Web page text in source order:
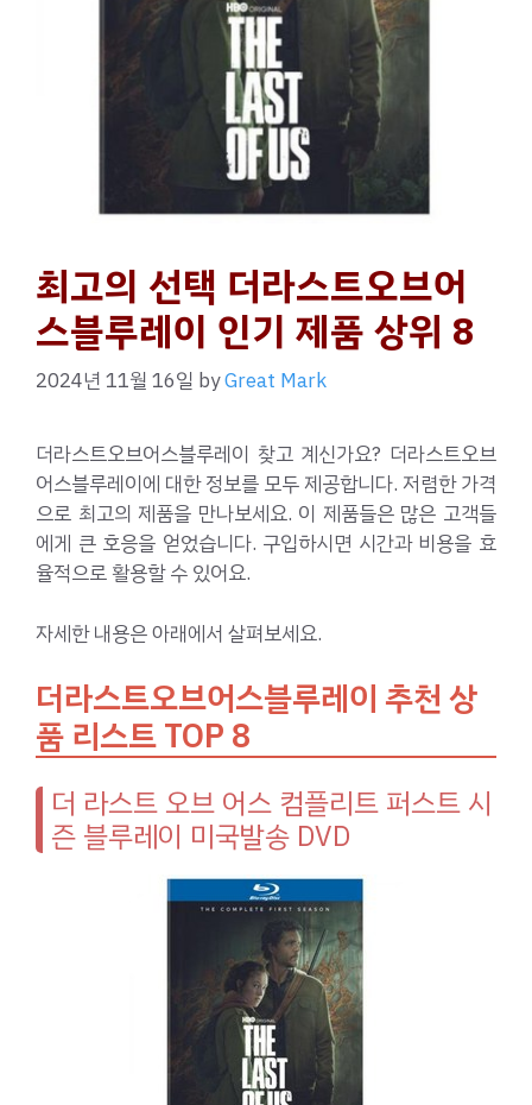
최고의 선택 더라스트오브어
스블루레이 인기 제품 상위 8
2024년 11월 16일 byGreat Mark
더라스트오브어스블루레이 찾고 계신가요? 더라스트오브
어스블루레이에 대한 정보를 모두 제공합니다. 저렴한 가격
으로 최고의 제품을 만나보세요. 이 제품들은 많은 고객들
에게 큰 호응을 얻었습니다. 구입하시면 시간과 비용을 효
율적으로 활용할 수 있어요.
자세한 내용은 아래에서 살펴보세요.
더라스트오브어스블루레이 추천 상
품 리스트 TOP 8
더 라스트 오브 어스 컴플리트 퍼스트 시
즌 블루레이 미국발송 DVD